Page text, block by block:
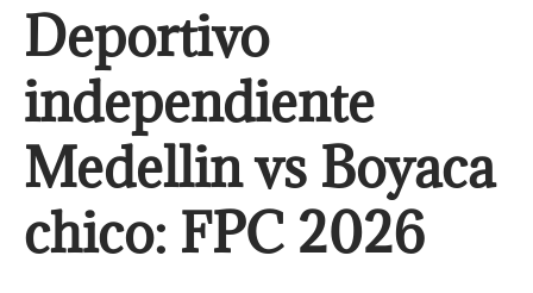
Deportivo
independiente
Medellin vs Boyaca
chico: FPC 2026